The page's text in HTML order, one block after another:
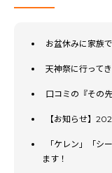
お盆休みに家族
天神祭に行って
口コミの『その
【お知らせ】
「ケレン」「シ
ます！